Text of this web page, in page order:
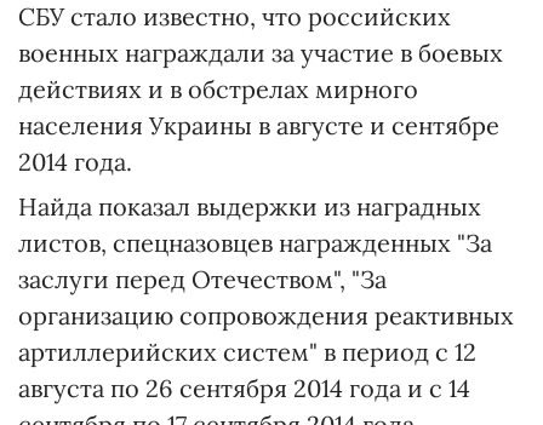
СБУ стало известно, что российских
военных награждали за участие в боевых
действиях и в обстрелах мирного
населения Украины в августе и сентябре
2014 года.
Найда показал выдержки из наградных
листов, спецназовцев награжденных "За
заслуги перед Отечеством", "За
организацию сопровождения реактивных
артиллерийских систем" в период с 12
августа по 26 сентября 2014 года и с 14